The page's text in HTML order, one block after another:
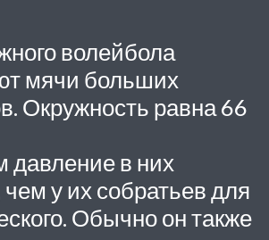
волейбола
мячи больших
Окружность равна66
давление в них
у их собратьев для
Обычно он также